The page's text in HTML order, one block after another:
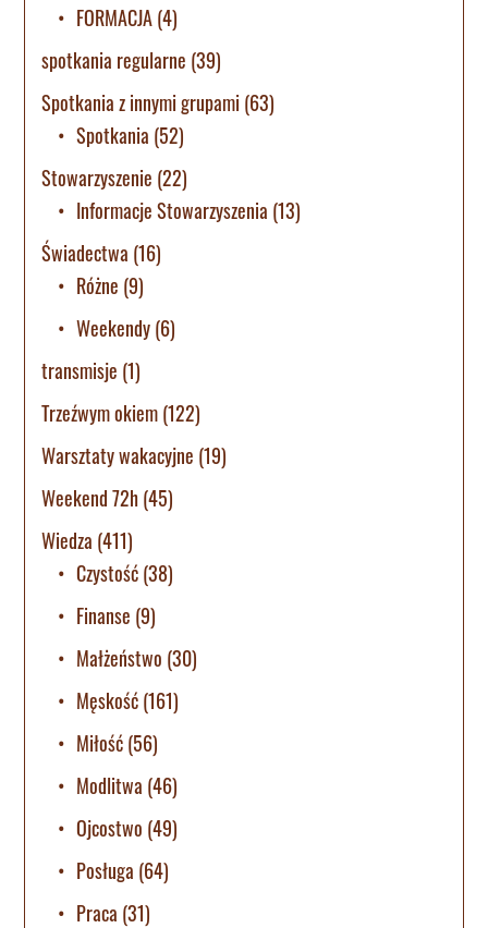
FORMACJA(4)
spotkania regularne (39)
Spotkania z innymi grupami (63)
Spotkania (52)
Stowarzyszenie (22)
Informacje Stowarzyszenia (13)
Świadectwa (16)
Różne (9)
Weekendy(6)
transmisje (1)
Trzeźwym okiem(122)
Warsztaty wakacyjne (19)
Weekend 72h(45)
Wiedza (411)
Czystość(38)
Finanse (9)
Małżeństwo (30)
Męskość(161)
Miłość(56)
Modlitwa (46)
Ojcostwo (49)
Posługa (64)
Praca (31)